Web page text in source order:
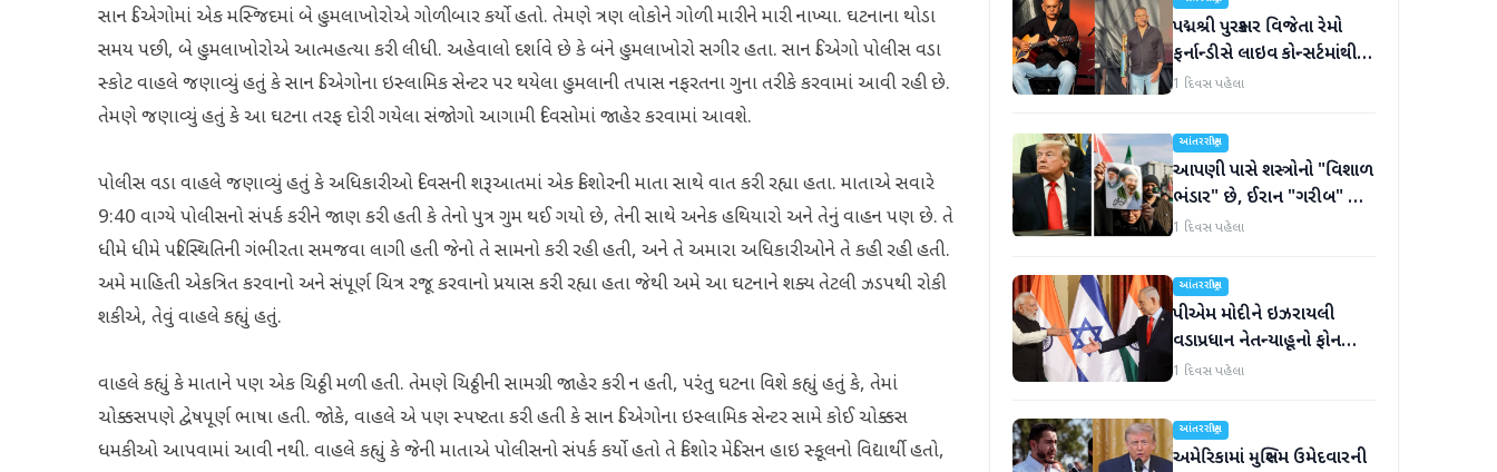
સાન ડિએગોમાં એક મસ્જિદમાં બે હુમલાખોરોએ ગોળીબાર કર્યો હતો. તેમણે ત્રણ લોકોને ગોળી મારીને મારી નાખ્યા. ઘટનાના થોડા
સમય પછી, બે હુમલાખોરોએ આત્મહત્યા કરી લીધી. અહેવાલો દર્શાવે છે કે બંને હુમલાખોરો સગીર હતા. સાન ડિએગો પોલીસ વડા
સ્કોટ વાહલે જણાવ્યું હતું કે સાન ડિએગોના ઇસ્લામિક સેન્ટર પર થયેલા હુમલાની તપાસ નફરતના ગુના તરીકે કરવામાં આવી રહી છે.
તેમણે જણાવ્યું હતું કે આ ઘટના તરફ દોરી ગયેલા સંજોગો આગામી દિવસોમાં જાહેર કરવામાં આવશે.
પોલીસ વડા વાહલે જણાવ્યું હતું કે અધિકારીઓ દિવસની શરૂઆતમાં એક કિશોરની માતા સાથે વાત કરી રહ્યા હતા. માતાએ સવારે
9:40 વાગ્યે પોલીસનો સંપર્ક કરીને જાણ કરી હતી કે તેનો પુત્ર ગુમ થઈ ગયો છે, તેની સાથે અનેક હથિયારો અને તેનું વાહન પણ છે. તે
ધીમે ધીમે પરિસ્થિતિની ગંભીરતા સમજવા લાગી હતી જેનો તે સામનો કરી રહી હતી, અને તે અમારા અધિકારીઓને તે કહી રહી હતી.
અમે માહિતી એકત્રિત કરવાનો અને સંપૂર્ણ ચિત્ર રજૂ કરવાનો પ્રયાસ કરી રહ્યા હતા જેથી અમે આ ઘટનાને શક્ય તેટલી ઝડપથી રોકી
શકીએ, તેવું વાહલે કહ્યું હતું.
વાહલે કહ્યું કે માતાને પણ એક ચિઠ્ઠી મળી હતી. તેમણે ચિઠ્ઠીની સામગ્રી જાહેર કરી ન હતી, પરંતુ ઘટના વિશે કહ્યું હતું કે, તેમાં
ચોક્કસપણે દ્વેષપૂર્ણ ભાષા હતી. જોકે, વાહલે એ પણ સ્પષ્ટતા કરી હતી કે સાન ડિએગોના ઇસ્લામિક સેન્ટર સામે કોઈ ચોક્કસ
ધમકીઓ આપવામાં આવી નથી. વાહલે કહ્યું કે જેની માતાએ પોલીસનો સંપર્ક કર્યો હતો તે કિશોર મેડિસન હાઇ સ્કૂલનો વિદ્યાર્થી હતો,
પદ્મશ્રી પુરસ્કાર વિજેતા રેમો
ફર્નાન્ડીસે લાઇવ કોન્સર્ટમાંથી
નિવૃત્તિની જાહેરાત કરી
1 દિવસ પહેલા
આંતરરાષ્ટ્રીય
આપણી પાસે શસ્ત્રોનો "વિશાળ
ભંડાર" છે, ઈરાન "ગરીબ" છે,
ટ્રમ્પનું નિવેદન
1 દિવસ પહેલા
આંતરરાષ્ટ્રીય
પીએમ મોદીને ઇઝરાયલી
વડાપ્રધાન નેતન્યાહૂનો ફોન
આવ્યો
1 દિવસ પહેલા
આંતરરાષ્ટ્રીય
અમેરિકામાં મુસ્લિમ ઉમેદવારની